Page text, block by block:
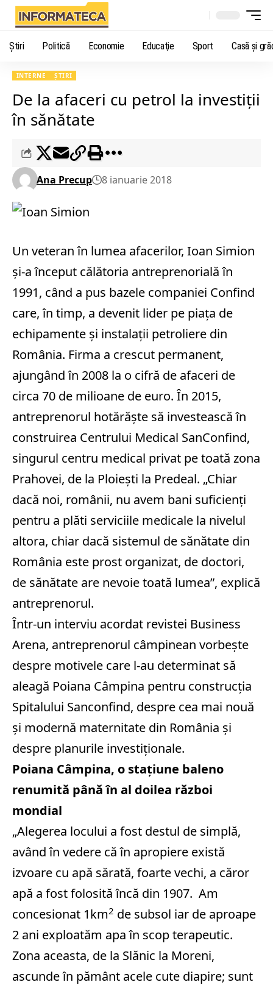
Știri Politică Economie Educaţie Sport Casă şi
INTERNE ȘTIRI
De la afaceri cu petrol la investiţii
în sănătate
Ana Precup 8 ianuarie 2018
Un veteran în lumea afacerilor, Ioan Simion
şi-a început călătoria antreprenorială în
1991, când a pus bazele companiei Confind
care, în timp, a devenit lider pe piaţa de
echipamente şi instalaţii petroliere din
România. Firma a crescut permanent,
ajungând în 2008 la o cifră de afaceri de
circa 70 de milioane de euro. În 2015,
antreprenorul hotărăşte să investească în
construirea Centrului Medical SanConfind,
singurul centru medical privat pe toată zona
Prahovei, de la Ploieşti la Predeal. „Chiar
dacă noi, românii, nu avem bani suficienţi
pentru a plăti serviciile medicale la nivelul
altora, chiar dacă sistemul de sănătate din
România este prost organizat, de doctori,
de sănătate are nevoie toată lumea”, explică
antreprenorul.
Într-un interviu acordat revistei Business
Arena, antreprenorul câmpinean vorbeşte
despre motivele care l-au determinat să
aleagă Poiana Câmpina pentru construcţia
Spitalului Sanconfind, despre cea mai nouă
şi modernă maternitate din România şi
despre planurile investiţionale.
Poiana Câmpina, o staţiune baleno
renumită până în al doilea război
mondial
„Alegerea locului a fost destul de simplă,
având în vedere că în apropiere există
izvoare cu apă sărată, foarte vechi, a căror
apă a fost folosită încă din 1907. Am
concesionat 1km2 de subsol iar de aproape
2 ani exploatăm apa în scop terapeutic.
Zona aceasta, de la Slănic la Moreni,
ascunde în pământ acele cute diapire; sunt